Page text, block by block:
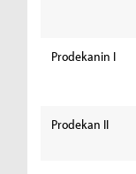
Prodekanin I
Prodekan II